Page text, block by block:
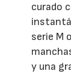
curado
serie M
y una